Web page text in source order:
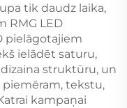
tik daudz laika,
RMG LED
pielāgotajiem
ielādēt saturu,
struktūru, un
tekstu,
kampaņai